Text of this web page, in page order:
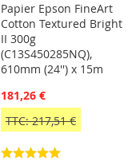
Papier Epson FineArt
Cotton Textured Bright
II 300g
(C13S450285NQ),
610mm (24'') x 15m
181,26 €
TTC: 217,51 €